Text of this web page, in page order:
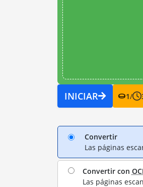
INICIAR 1/
Convertir
Las páginas
Convertir con
Las páginas